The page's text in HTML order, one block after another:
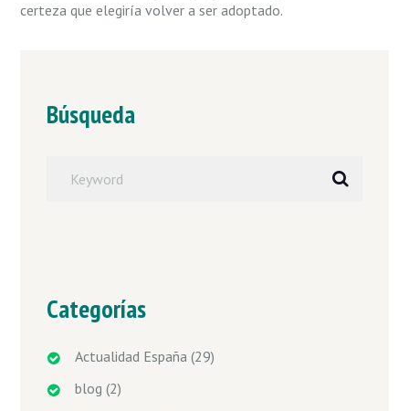
certeza que elegirí­a volver a ser adoptado.
Búsqueda
Categorías
Actualidad España (29)
blog (2)